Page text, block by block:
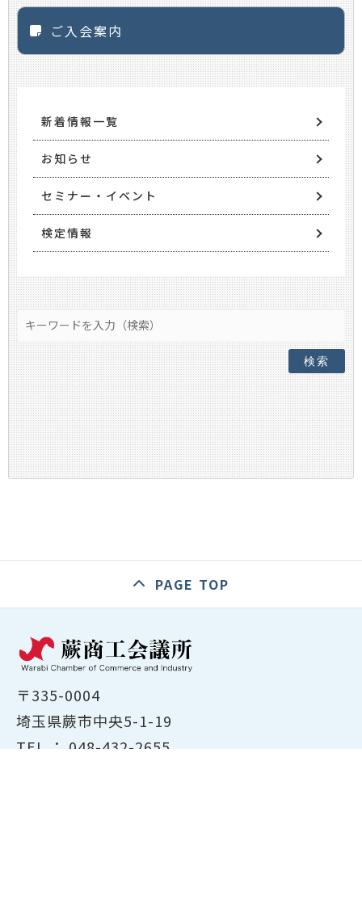
ご入会案内
新着情報一覧
お知らせ
セミナー・イベント
検定情報
検索
PAGE TOP
〒335-0004
埼玉県蕨市中央5-1-19
TEL ： 048-432-2655